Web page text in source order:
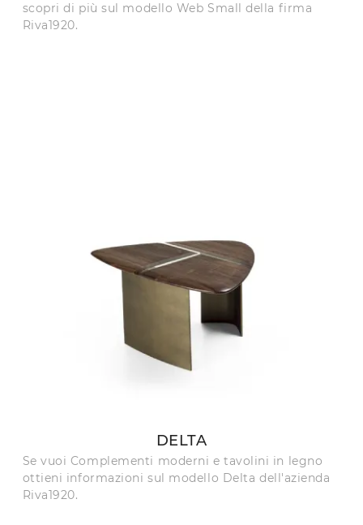
scopri di più sul modello Web Small della firma
Riva1920.
DELTA
Se vuoi Complementi moderni e tavolini in legno
ottieni informazioni sul modello Delta dell'azienda
Riva1920.